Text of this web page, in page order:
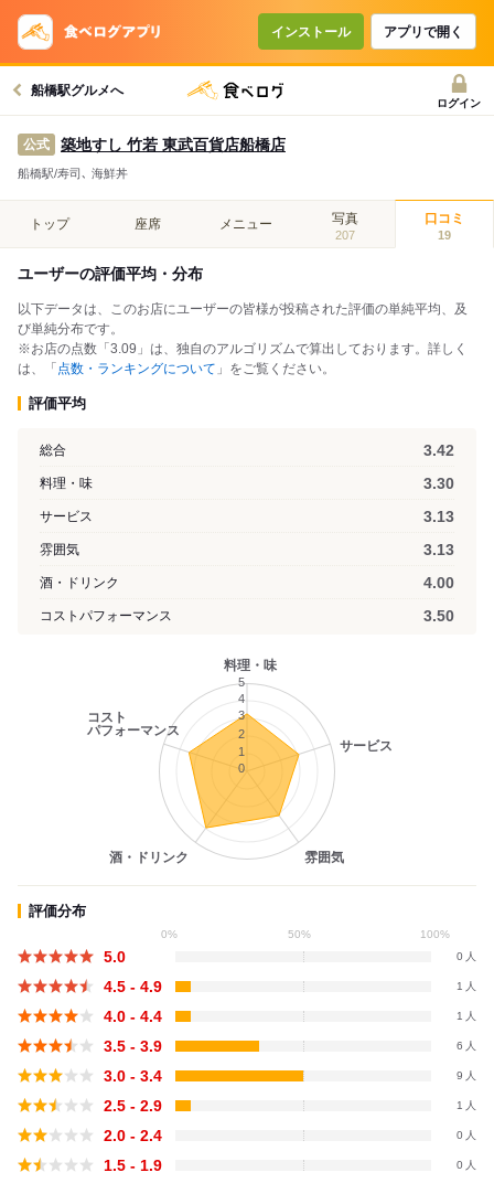
インストール アプリで開く
船橋駅グルメへ
ログイン
公式 築地すし 竹若 東武百貨店船橋店
船橋駅/寿司､ 海鮮丼
トップ 座席 メニュー 写真
207
口コミ
19
ユーザーの評価平均・分布
以下データは、このお店にユーザーの皆様が投稿された評価の単純平均、及
び単純分布です。
※お店の点数「3.09」は、独自のアルゴリズムで算出しております。詳しく
は、「 点数・ランキングについて 」をご覧ください。
評価平均
総合 3.42
料理・味 3.30
サービス 3.13
雰囲気 3.13
酒・ドリンク 4.00
コストパフォーマンス 3.50
0
1
2
3
4
5
料理・味
サービス
雰囲気
酒・ドリンク
コスト
パフォーマンス
評価分布
0% 50% 100%
5.0 0
4.5 - 4.9 1
4.0 - 4.4 1
3.5 - 3.9 6
3.0 - 3.4 9
2.5 - 2.9 1
2.0 - 2.4 0
1.5 - 1.9 0